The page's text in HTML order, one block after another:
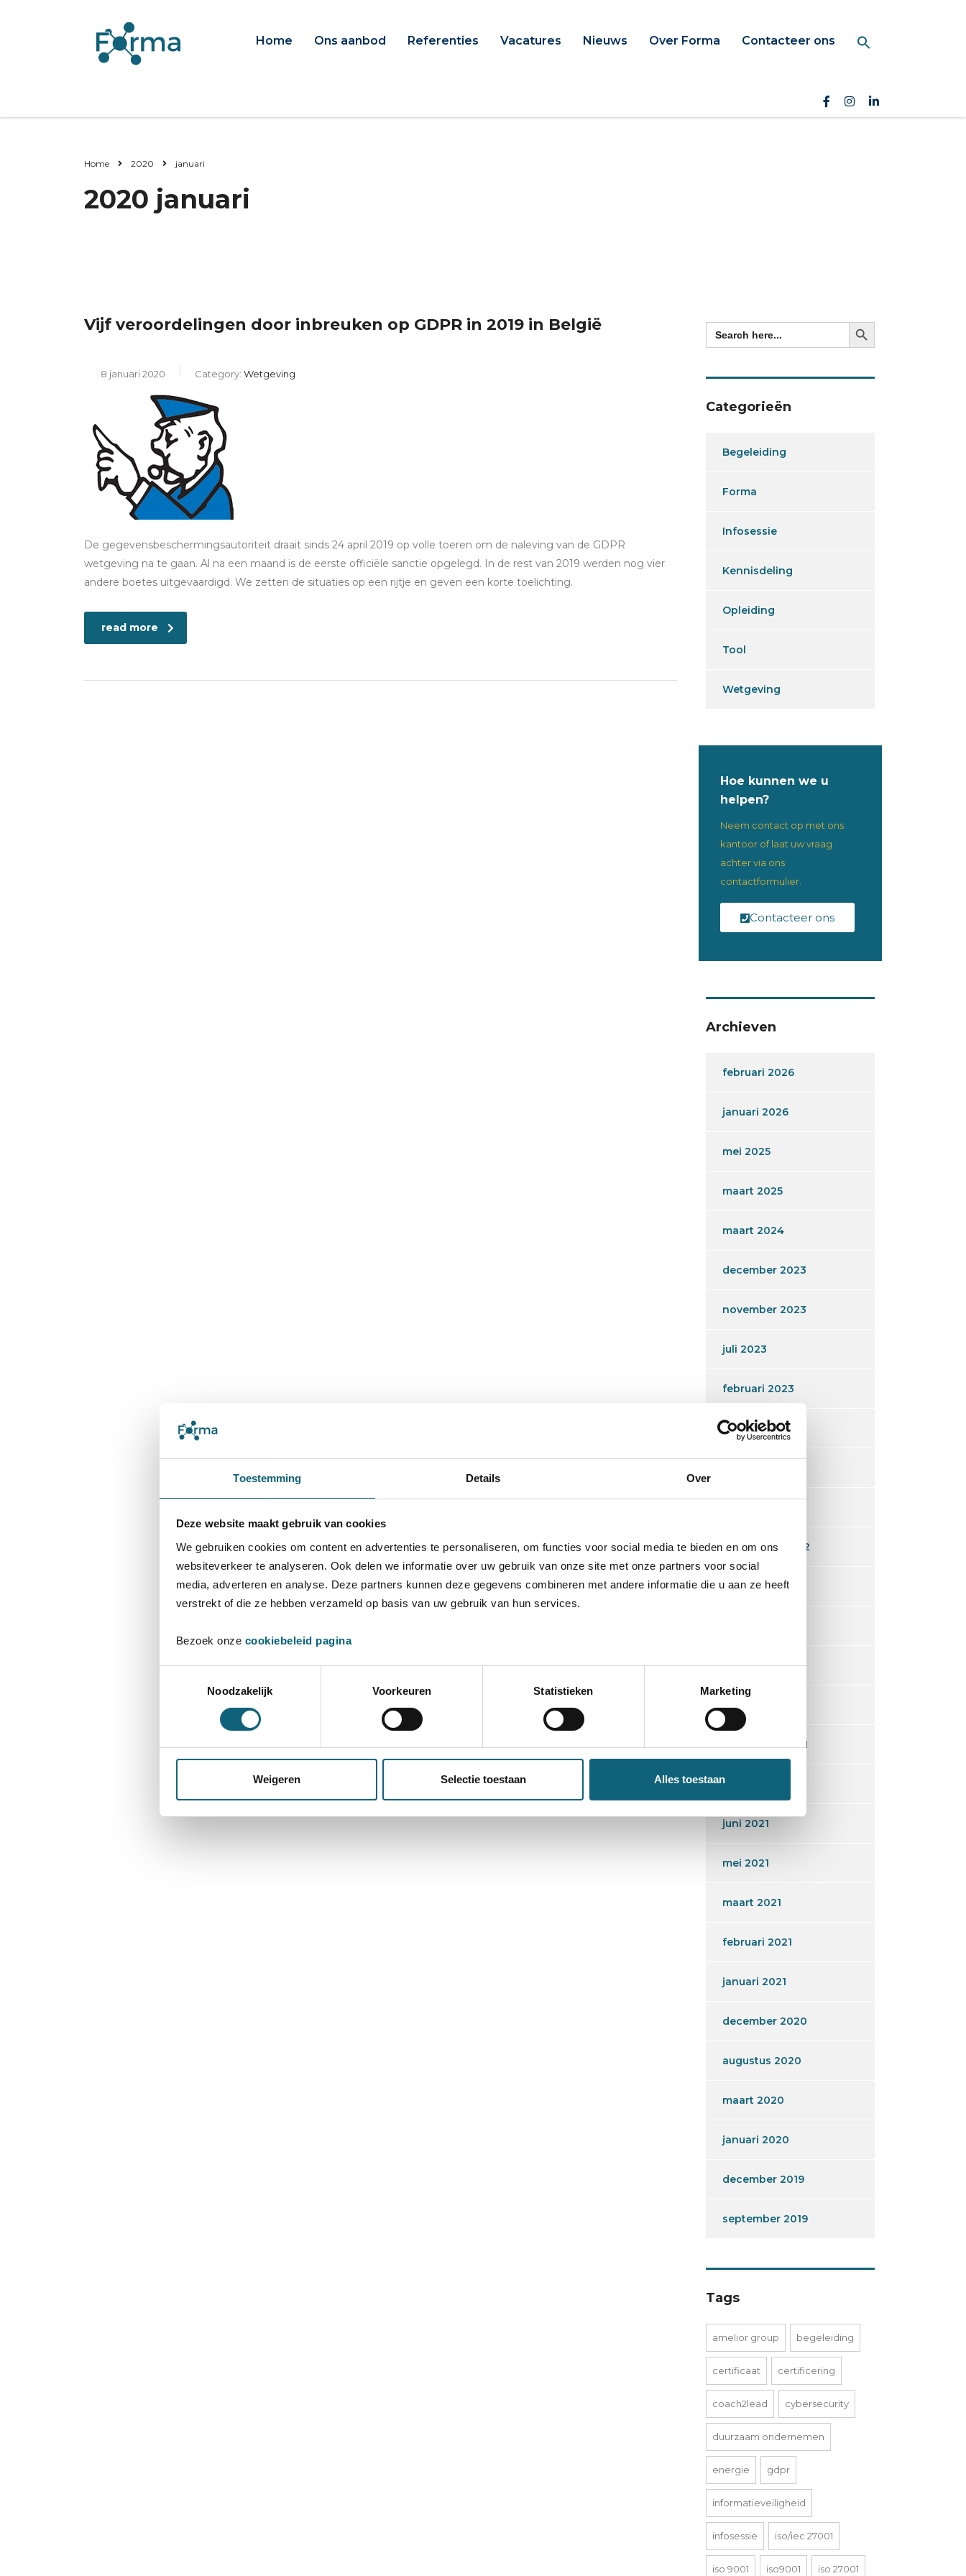
Toestemming Details Over
Deze website maakt gebruik van cookies
We gebruiken cookies om content en advertenties te personaliseren, om functies voor social media te bieden en om ons
websiteverkeer te analyseren. Ook delen we informatie over uw gebruik van onze site met onze partners voor social
media, adverteren en analyse. Deze partners kunnen deze gegevens combineren met andere informatie die u aan ze heeft
verstrekt of die ze hebben verzameld op basis van uw gebruik van hun services.
Bezoek onze cookiebeleid pagina
Noodzakelijk
Voorkeuren Statistieken Marketing
Weigeren Selectie toestaan Alles toestaan
Home Ons aanbod Referenties Vacatures Nieuws Over Forma Contacteer ons
Home 2020 januari
2020 januari
Vijf veroordelingen door inbreuken op GDPR in 2019 in België
8 januari 2020 Category: Wetgeving
De gegevensbeschermingsautoriteit draait sinds 24 april 2019 op volle toeren om de naleving van de GDPR
wetgeving na te gaan. Al na een maand is de eerste officiële sanctie opgelegd. In de rest van 2019 werden nog vier
andere boetes uitgevaardigd. We zetten de situaties op een rijtje en geven een korte toelichting.
read more
Search
for:
Search Button
Categorieën
Begeleiding
Forma
Infosessie
Kennisdeling
Opleiding
Tool
Wetgeving
Hoe kunnen we u
helpen?
Neem contact op met ons
kantoor of laat uw vraag
achter via ons
contactformulier.
Contacteer ons
Archieven
februari 2026
januari 2026
mei 2025
maart 2025
maart 2024
december 2023
november 2023
juli 2023
februari 2023
januari 2023
september 2022
juli 2022
december 2021
oktober 2021
september 2021
augustus 2021
juni 2021
mei 2021
maart 2021
februari 2021
januari 2021
december 2020
augustus 2020
maart 2020
januari 2020
december 2019
september 2019
Tags
amelior group begeleiding
certificaat certificering
coach2lead cybersecurity
duurzaam ondernemen
energie gdpr
informatieveiligheid
infosessie iso/iec 27001
iso 9001 iso9001 iso 27001